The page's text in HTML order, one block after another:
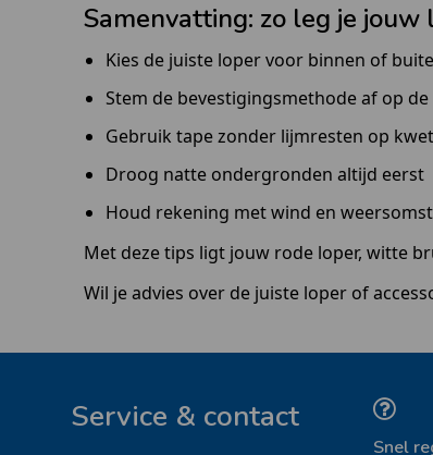
Samenvatting: zo leg je
Kies de juiste loper voor binnen of
Stem de bevestigingsmethode af op
Gebruik tape zonder lijmresten op
Droog natte ondergronden altijd eerst
Houd rekening met wind en
Met deze tips ligt jouw rode loper, witte
Wil je advies over de juiste loper of
Service & contact
Snel